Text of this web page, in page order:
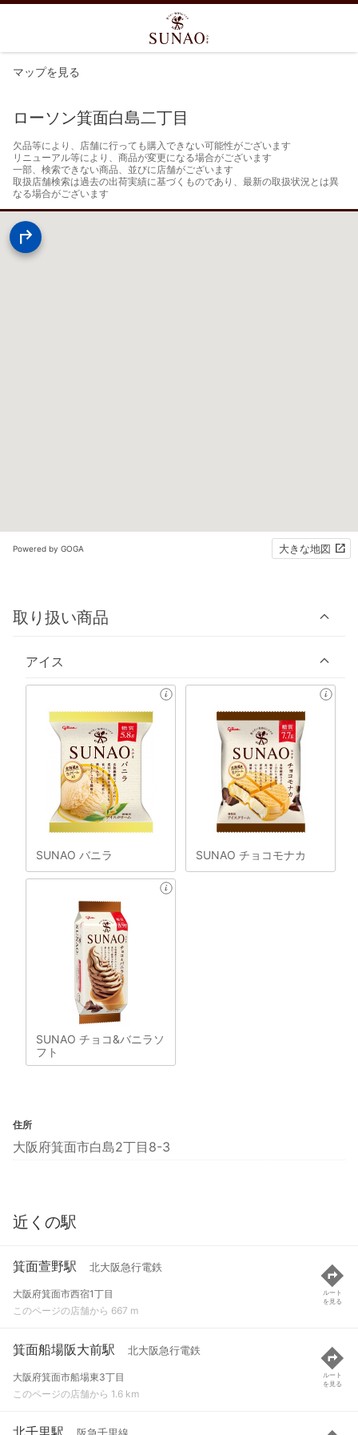
マップを見る
ローソン箕面白島二丁目
欠品等により、店舗に行っても購入できない可能性がございます
リニューアル等により、商品が変更になる場合がございます
一部、検索できない商品、並びに店舗がございます
取扱店舗検索は過去の出荷実績に基づくものであり、最新の取扱状況とは異
なる場合がございます
Powered by GOGA 大きな地図
取り扱い商品
アイス
SUNAO バニラ SUNAO チョコモナカ
SUNAO チョコ&バニラソ
フト
住所
大阪府箕面市白島2丁目8-3
近くの駅
箕面萱野駅 北大阪急行電鉄
大阪府箕面市西宿1丁目
このページの店舗から 667 m
ルート
を見る
箕面船場阪大前駅 北大阪急行電鉄
大阪府箕面市船場東3丁目
このページの店舗から 1.6 km
ルート
を見る
北千里駅